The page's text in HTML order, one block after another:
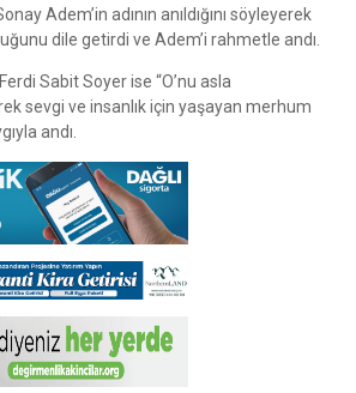
Adem’in adının anıldığını söyleyerek
dile getirdi ve Adem’i rahmetle andı.
Sabit Soyer ise “O’nu asla
sevgi ve insanlık için yaşayan merhum
andı.